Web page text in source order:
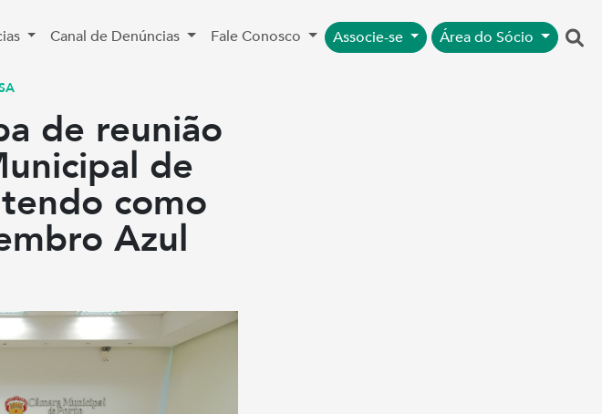
Canal de Denúncias Fale Conosco Associe-se Área do Sócio
de reunião
de
como
Azul